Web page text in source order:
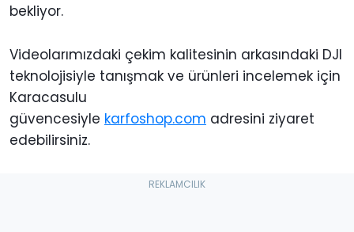
bekliyor.
Videolarımızdaki çekim kalitesinin arkasındaki DJI
teknolojisiyle tanışmak ve ürünleri incelemek için
Karacasulu
güvencesiyle karfoshop.com adresini ziyaret
edebilirsiniz.